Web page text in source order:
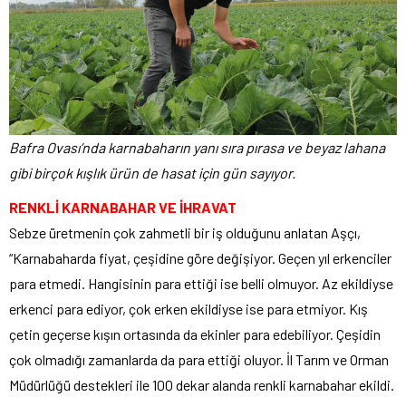
Bafra Ovası’nda karnabaharın yanı sıra pırasa ve beyaz lahana
gibi birçok kışlık ürün de hasat için gün sayıyor.
RENKLİ KARNABAHAR VE İHRAVAT
Sebze üretmenin çok zahmetli bir iş olduğunu anlatan Aşçı,
“Karnabaharda fiyat, çeşidine göre değişiyor. Geçen yıl erkenciler
para etmedi. Hangisinin para ettiği ise belli olmuyor. Az ekildiyse
erkenci para ediyor, çok erken ekildiyse ise para etmiyor. Kış
çetin geçerse kışın ortasında da ekinler para edebiliyor. Çeşidin
çok olmadığı zamanlarda da para ettiği oluyor. İl Tarım ve Orman
Müdürlüğü destekleri ile 100 dekar alanda renkli karnabahar ekildi.